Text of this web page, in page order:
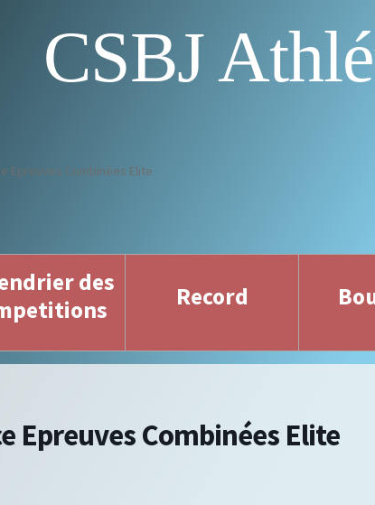
CSBJ
Epreuves Combinées Elite
des
Record
Epreuves Combinées Elite